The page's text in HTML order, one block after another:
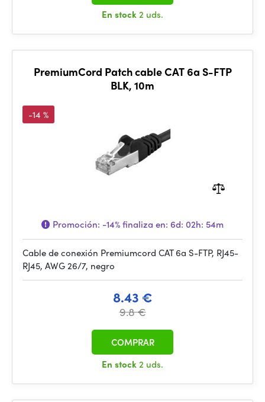
En stock2 uds.
PremiumCord Patch cable CAT 6a S-FTP
BLK, 10m
-14 %
Promoción: -14%finaliza en: 6d: 02h: 54m
Cable de conexión Premiumcord CAT 6a S-FTP, RJ45-
RJ45, AWG 26/7, negro
8.43 €
9.8 €
En stock2 uds.
COMPRAR